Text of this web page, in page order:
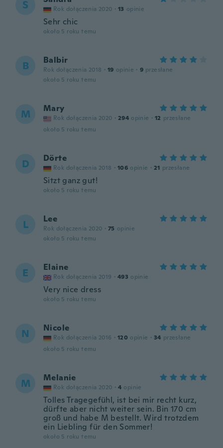
S Rok dołączenia 2020 · 13 opinie
Sehr chic
około 5 roku temu
B Balbir
Rok dołączenia 2018 · 19 opinie · 9 przesłane
około 5 roku temu
M Mary
Rok dołączenia 2020 · 294 opinie · 12 przesłane
około 5 roku temu
D Dörte
Rok dołączenia 2018 · 106 opinie · 21 przesłane
Sitzt ganz gut!
około 5 roku temu
L Lee
Rok dołączenia 2020 · 75 opinie
około 5 roku temu
E Elaine
Rok dołączenia 2019 · 493 opinie
Very nice dress
około 5 roku temu
N Nicole
Rok dołączenia 2016 · 120 opinie · 34 przesłane
około 5 roku temu
M Melanie
Rok dołączenia 2020 · 4 opinie
Tolles Tragegefühl, ist bei mir recht kurz,
dürfte aber nicht weiter sein. Bin 170 cm
groß und habe M bestellt. Wird trotzdem
ein Liebling für den Sommer!
około 5 roku temu